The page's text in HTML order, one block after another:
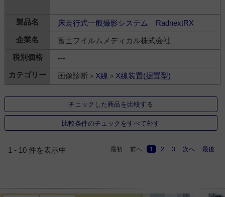
床走行式一般撮影システム RadnextRX
富士フイルムメディカル株式会社
---
画像診断＞ X線 ＞ X線装置(据置型)
チェックした商品を比較する
比較条件のチェックをすべて外す
1 - 10 件を表示中 最初 前へ 1 2 3 次へ 最後